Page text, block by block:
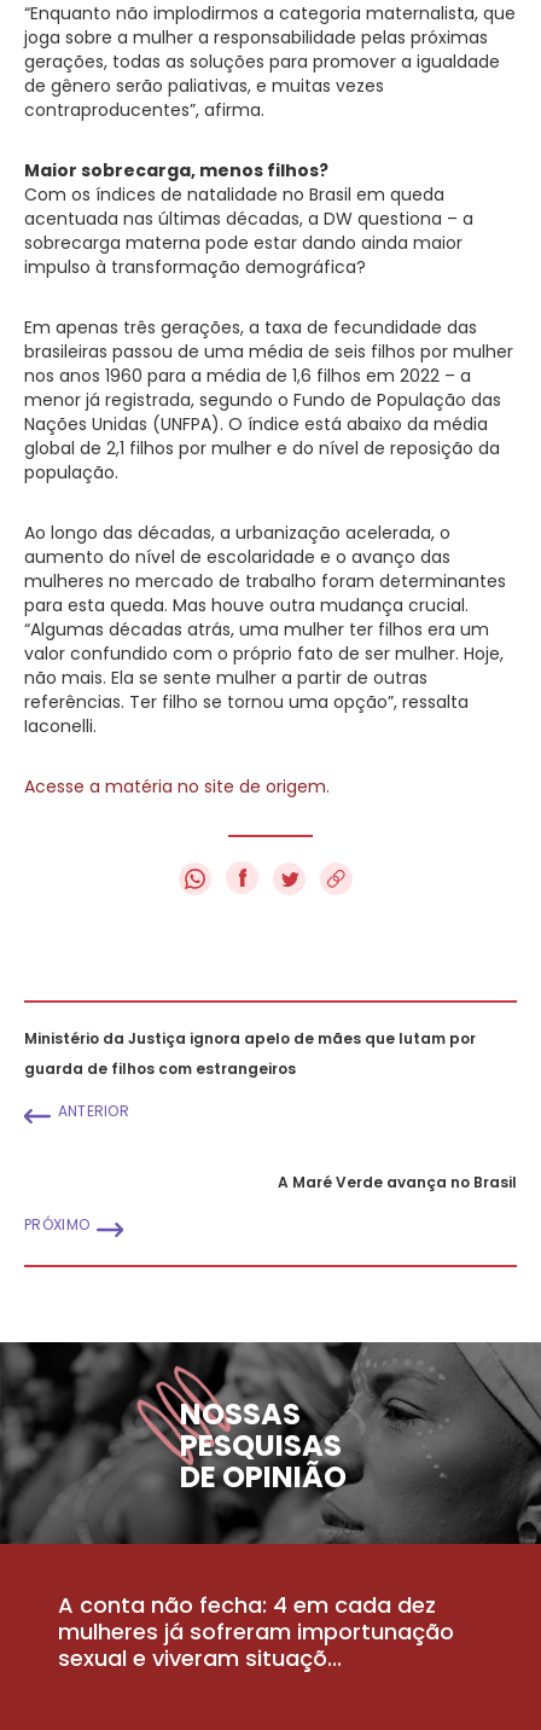
“Enquanto não implodirmos a categoria maternalista, que
joga sobre a mulher a responsabilidade pelas próximas
gerações, todas as soluções para promover a igualdade
de gênero serão paliativas, e muitas vezes
contraproducentes”, afirma.
Maior sobrecarga, menos filhos?
Com os índices de natalidade no Brasil em queda
acentuada nas últimas décadas, a DW questiona – a
sobrecarga materna pode estar dando ainda maior
impulso à transformação demográfica?
Em apenas três gerações, a taxa de fecundidade das
brasileiras passou de uma média de seis filhos por mulher
nos anos 1960 para a média de 1,6 filhos em 2022 – a
menor já registrada, segundo o Fundo de População das
Nações Unidas (UNFPA). O índice está abaixo da média
global de 2,1 filhos por mulher e do nível de reposição da
população.
Ao longo das décadas, a urbanização acelerada, o
aumento do nível de escolaridade e o avanço das
mulheres no mercado de trabalho foram determinantes
para esta queda. Mas houve outra mudança crucial.
“Algumas décadas atrás, uma mulher ter filhos era um
valor confundido com o próprio fato de ser mulher. Hoje,
não mais. Ela se sente mulher a partir de outras
referências. Ter filho se tornou uma opção”, ressalta
Iaconelli.
Acesse a matéria no site de origem.
f
Ministério da Justiça ignora apelo de mães que lutam por
guarda de filhos com estrangeiros
ANTERIOR
A Maré Verde avança no Brasil
PRÓXIMO
NOSSAS
PESQUISAS
DE OPINIÃO
A conta não fecha: 4 em cada dez
mulheres já sofreram importunação
sexual e viveram situaçõ...